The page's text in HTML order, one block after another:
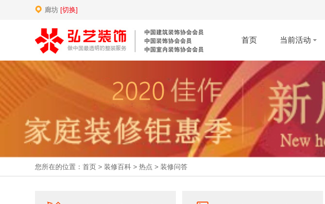
廊坊 [切换]
首页 当前活动
您所在的位置： 首页 > 装修百科 > 热点 > 装修问答